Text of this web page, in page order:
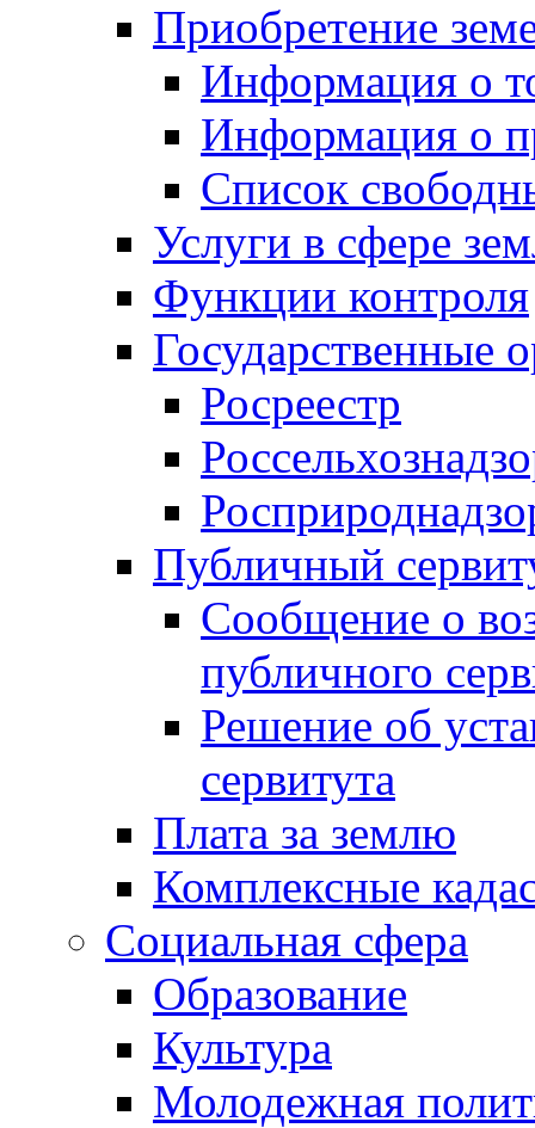
Приобретение
Информация о
Информация о
Список
Услуги в сфере
Функции контроля
Государственные
Росреестр
Публичный
Сообщение о
публичного
Решение об
сервитута
Плата за землю
Комплексные
Социальная сфера
Образование
Культура
Молодежная